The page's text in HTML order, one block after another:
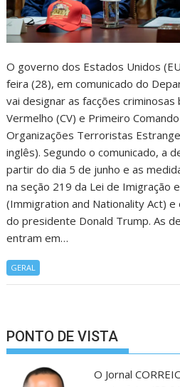
O governo dos Estados Unidos
feira (28), em comunicado do
vai designar as facções criminosas
Vermelho (CV) e Primeiro
Organizações Terroristas
inglês). Segundo o comunicado, a
partir do dia 5 de junho e as
na seção 219 da Lei de Imigração
(Immigration and Nationality Act)
do presidente Donald Trump. As
entram em…
GERAL
PONTO DE VISTA
O Jornal